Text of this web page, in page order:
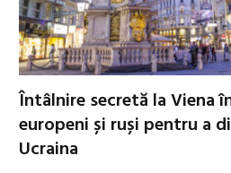
Întâlnire secretă la Viena
europeni și ruși pentru a
Ucraina